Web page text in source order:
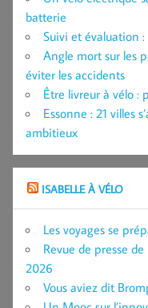
batterie
Suivi et évaluation
Angle mort sur les
éviter les accidents
Être livreur à vélo :
Essonne : 21 villes
ambitieux
ISABELLE À VÉLO
Les voyages se
Revue de presse
2026
Vous aviez dit